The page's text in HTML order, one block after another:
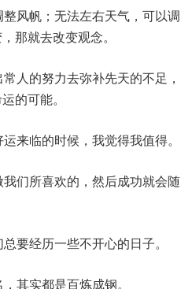
风帆；无法左右天气，可以调
那就去改变观念。
人的努力去弥补先天的不足，
的可能。
来临的时候，我觉得我值得。
们所喜欢的，然后成功就会随
要经历一些不开心的日子。
其实都是百炼成钢。